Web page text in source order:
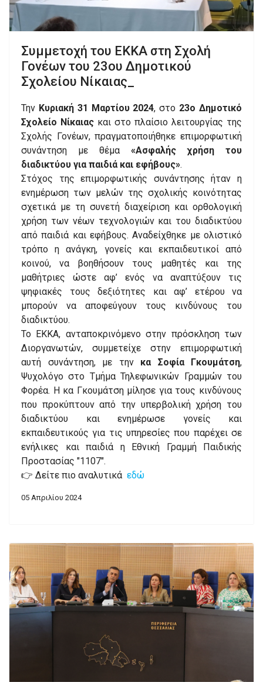
Συμμετοχή του ΕΚΚΑ στη Σχολή
Γονέων του 23ου Δημοτικού
Σχολείου Νίκαιας_
Την Κυριακή 31 Μαρτίου 2024, στο 23ο Δημοτικό
Σχολείο Νίκαιας και στο πλαίσιο λειτουργίας της
Σχολής Γονέων, πραγματοποιήθηκε επιμορφωτική
συνάντηση με θέμα «Ασφαλής χρήση του
διαδικτύου για παιδιά και εφήβους».
Στόχος της επιμορφωτικής συνάντησης ήταν η
ενημέρωση των μελών της σχολικής κοινότητας
σχετικά με τη συνετή διαχείριση και ορθολογική
χρήση των νέων τεχνολογιών και του διαδικτύου
από παιδιά και εφήβους. Αναδείχθηκε με ολιστικό
τρόπο η ανάγκη, γονείς και εκπαιδευτικοί από
κοινού, να βοηθήσουν τους μαθητές και της
μαθήτριες ώστε αφ’ ενός να αναπτύξουν τις
ψηφιακές τους δεξιότητες και αφ’ ετέρου να
μπορούν να αποφεύγουν τους κινδύνους του
διαδικτύου.
Το ΕΚΚΑ, ανταποκρινόμενο στην πρόσκληση των
Διοργανωτών, συμμετείχε στην επιμορφωτική
αυτή συνάντηση, με την κα Σοφία Γκουμάτση,
Ψυχολόγο στο Τμήμα Τηλεφωνικών Γραμμών του
Φορέα. Η κα Γκουμάτση μίλησε για τους κινδύνους
που προκύπτουν από την υπερβολική χρήση του
διαδικτύου και ενημέρωσε γονείς και
εκπαιδευτικούς για τις υπηρεσίες που παρέχει σε
ενήλικες και παιδιά η Εθνική Γραμμή Παιδικής
Προστασίας "1107".
👉 Δείτε πιο αναλυτικά εδώ
05 Απριλίου 2024